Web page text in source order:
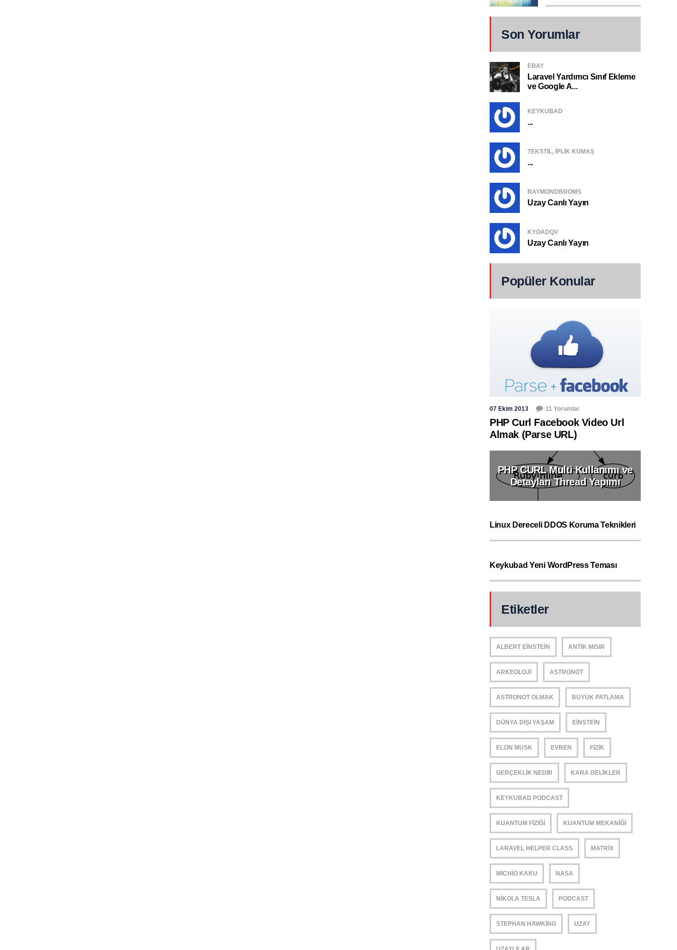
Son Yorumlar
ERAY
Laravel Yardımcı Sınıf Ekleme
ve Google A...
KEYKUBAD
...
TEKSTIL, IPLIK KUMAŞ
...
RAYMONDBROMS
Uzay Canlı Yayın
KYOADQV
Uzay Canlı Yayın
Popüler Konular
07 Ekim 2013 11 Yorumlar
PHP Curl Facebook Video Url
Almak (Parse URL)
PHP CURL Multi Kullanımı ve
Detayları Thread Yapımı
Linux Dereceli DDOS Koruma Teknikleri
Keykubad Yeni WordPress Teması
Etiketler
ALBERT EINSTEIN ANTIK MISIR
ARKEOLOJI ASTRONOT
ASTRONOT OLMAK BÜYÜK PATLAMA
DÜNYA DIŞI YAŞAM EINSTEIN
ELON MUSK EVREN FIZIK
GERÇEKLIK NEDIR KARA DELIKLER
KEYKUBAD PODCAST
KUANTUM FIZIĞI KUANTUM MEKANIĞI
LARAVEL HELPER CLASS MATRIX
MICHIO KAKU NASA
NIKOLA TESLA PODCAST
STEPHAN HAWKING UZAY